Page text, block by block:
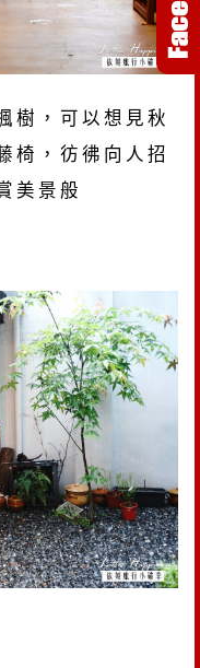
樹，可以想見秋
椅，彷彿向人招
美景般